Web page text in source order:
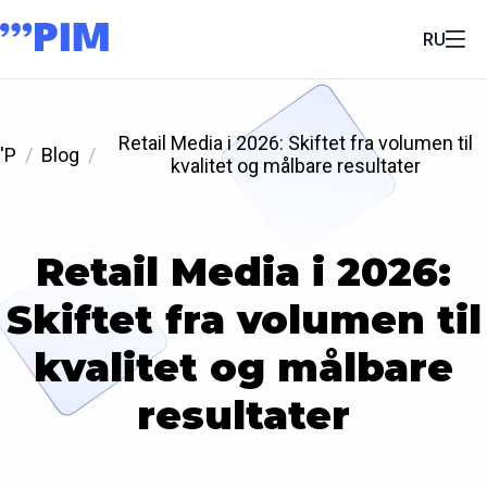
RU
'P Blog
Retail Media i 2026: Skiftet fra volumen til
kvalitet og målbare resultater
Retail Media i 2026:
Skiftet fra volumen til
kvalitet og målbare
resultater